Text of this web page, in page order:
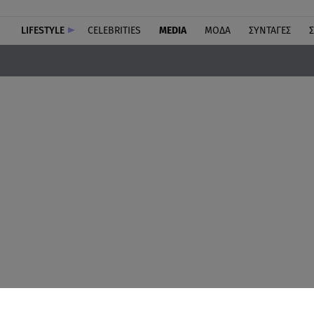
LIFESTYLE CELEBRITIES MEDIA ΜΟΔΑ ΣΥΝΤΑΓΕΣ